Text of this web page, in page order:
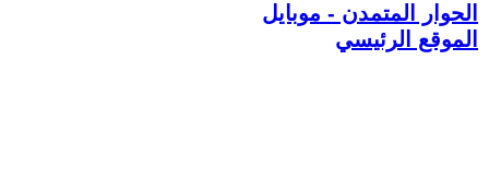
الحوار المتمدن - موبايل
الموقع الرئيسي